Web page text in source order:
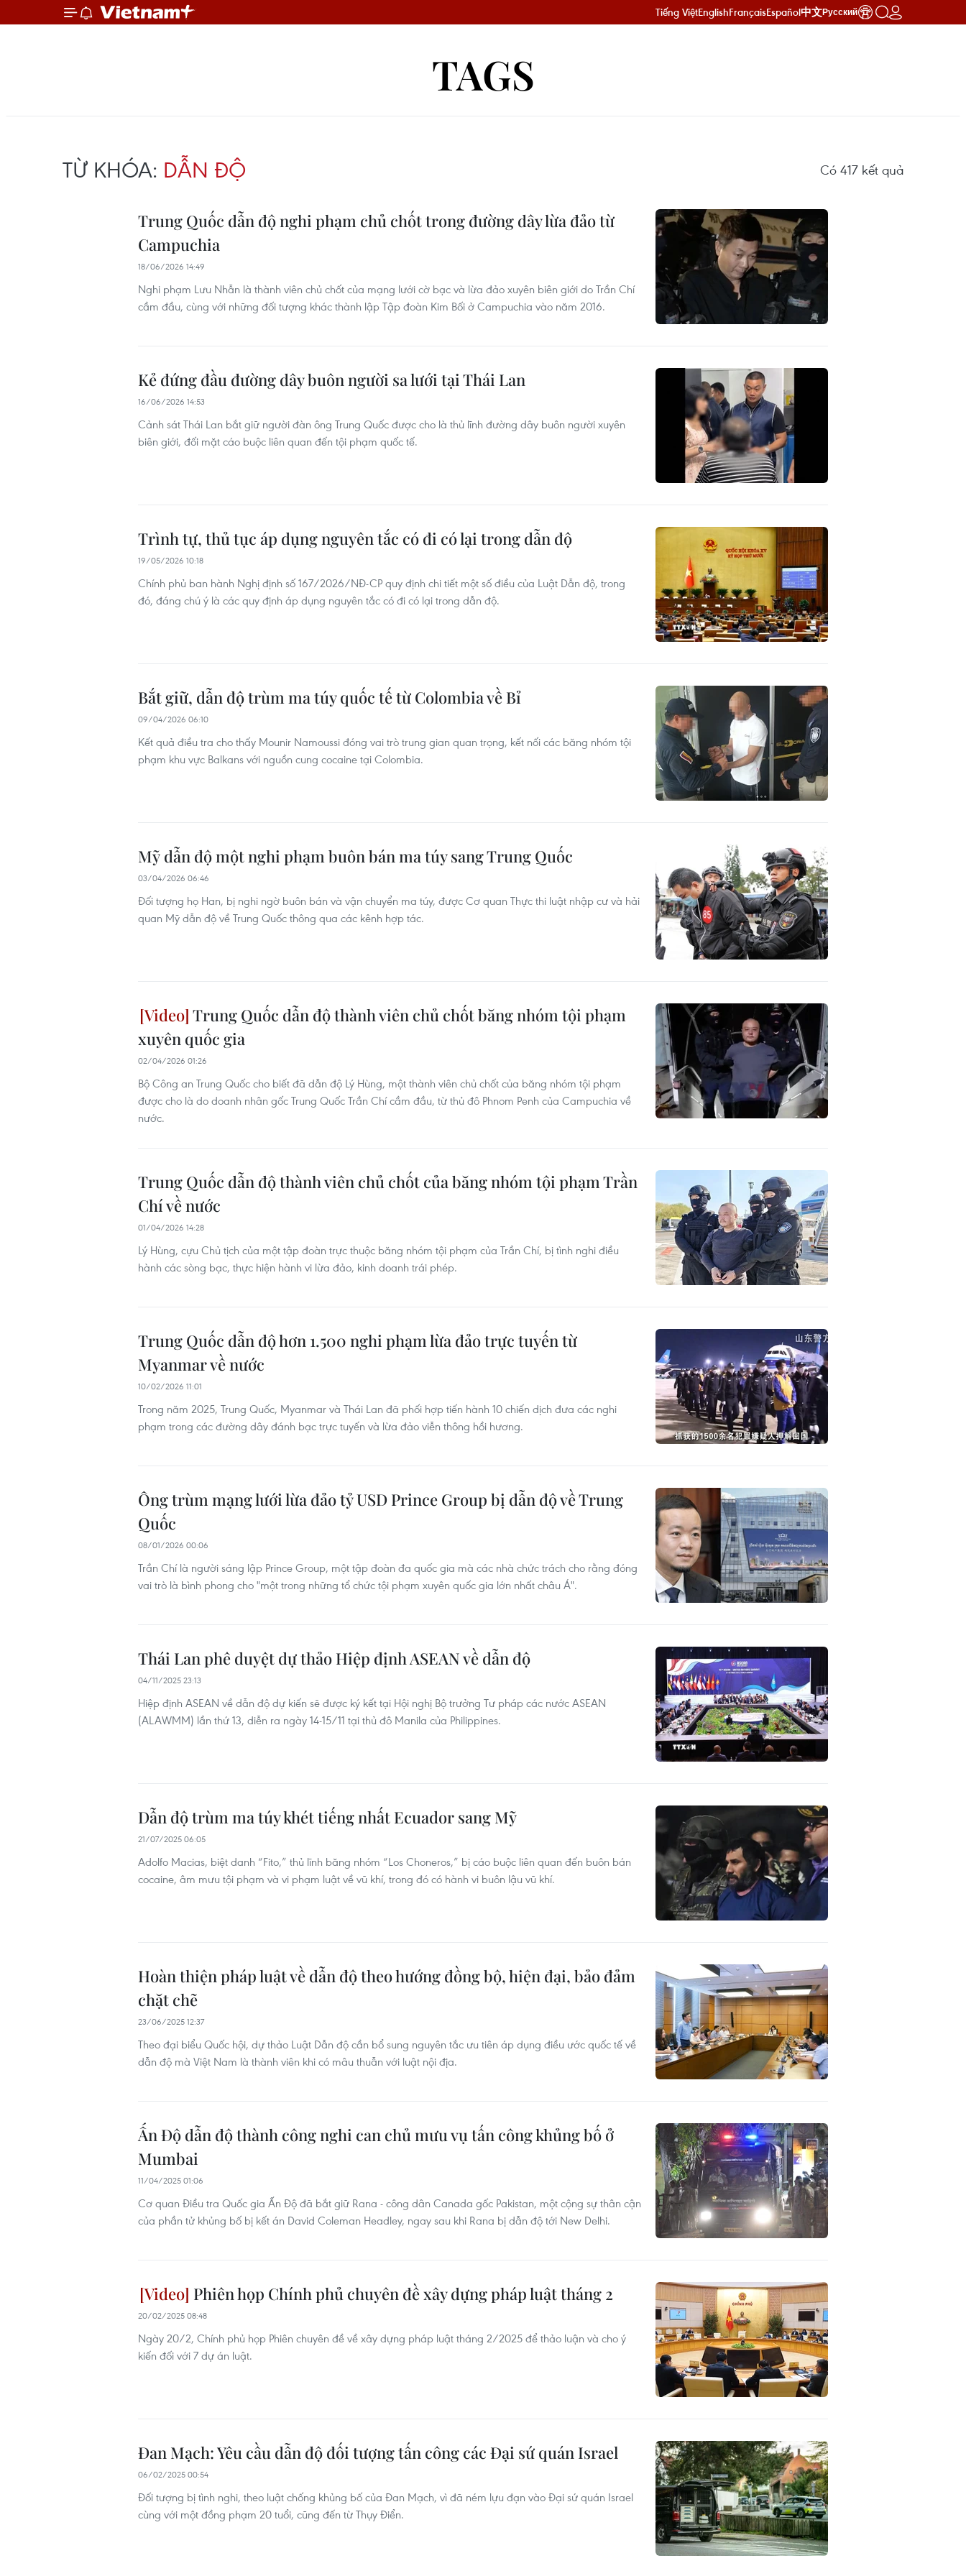
Tiếng ViệtEnglishFrançaisEspañol中文Русский
TAGS
TỪ KHÓA: DẪN ĐỘ Có 417 kết quả
Trung Quốc dẫn độ nghi phạm chủ chốt trong đường dây lừa đảo từ
Campuchia
18/06/2026 14:49
Nghi phạm Lưu Nhẫn là thành viên chủ chốt của mạng lưới cờ bạc và lừa đảo xuyên biên giới do Trần Chí
cầm đầu, cùng với những đối tượng khác thành lập Tập đoàn Kim Bối ở Campuchia vào năm 2016.
Kẻ đứng đầu đường dây buôn người sa lưới tại Thái Lan
16/06/2026 14:53
Cảnh sát Thái Lan bắt giữ người đàn ông Trung Quốc được cho là thủ lĩnh đường dây buôn người xuyên
biên giới, đối mặt cáo buộc liên quan đến tội phạm quốc tế.
Trình tự, thủ tục áp dụng nguyên tắc có đi có lại trong dẫn độ
19/05/2026 10:18
Chính phủ ban hành Nghị định số 167/2026/NĐ-CP quy định chi tiết một số điều của Luật Dẫn độ, trong
đó, đáng chú ý là các quy định áp dụng nguyên tắc có đi có lại trong dẫn độ.
Bắt giữ, dẫn độ trùm ma túy quốc tế từ Colombia về Bỉ
09/04/2026 06:10
Kết quả điều tra cho thấy Mounir Namoussi đóng vai trò trung gian quan trọng, kết nối các băng nhóm tội
phạm khu vực Balkans với nguồn cung cocaine tại Colombia.
Mỹ dẫn độ một nghi phạm buôn bán ma túy sang Trung Quốc
03/04/2026 06:46
Đối tượng họ Han, bị nghi ngờ buôn bán và vận chuyển ma túy, được Cơ quan Thực thi luật nhập cư và hải
quan Mỹ dẫn độ về Trung Quốc thông qua các kênh hợp tác.
Trung Quốc dẫn độ thành viên chủ chốt băng nhóm tội phạm
xuyên quốc gia
02/04/2026 01:26
Bộ Công an Trung Quốc cho biết đã dẫn độ Lý Hùng, một thành viên chủ chốt của băng nhóm tội phạm
được cho là do doanh nhân gốc Trung Quốc Trần Chí cầm đầu, từ thủ đô Phnom Penh của Campuchia về
nước.
Trung Quốc dẫn độ thành viên chủ chốt của băng nhóm tội phạm Trần
Chí về nước
01/04/2026 14:28
Lý Hùng, cựu Chủ tịch của một tập đoàn trực thuộc băng nhóm tội phạm của Trần Chí, bị tình nghi điều
hành các sòng bạc, thực hiện hành vi lừa đảo, kinh doanh trái phép.
Trung Quốc dẫn độ hơn 1.500 nghi phạm lừa đảo trực tuyến từ
Myanmar về nước
10/02/2026 11:01
Trong năm 2025, Trung Quốc, Myanmar và Thái Lan đã phối hợp tiến hành 10 chiến dịch đưa các nghi
phạm trong các đường dây đánh bạc trực tuyến và lừa đảo viễn thông hồi hương.
Ông trùm mạng lưới lừa đảo tỷ USD Prince Group bị dẫn độ về Trung
Quốc
08/01/2026 00:06
Trần Chí là người sáng lập Prince Group, một tập đoàn đa quốc gia mà các nhà chức trách cho rằng đóng
vai trò là bình phong cho "một trong những tổ chức tội phạm xuyên quốc gia lớn nhất châu Á".
Thái Lan phê duyệt dự thảo Hiệp định ASEAN về dẫn độ
04/11/2025 23:13
Hiệp định ASEAN về dẫn độ dự kiến sẽ được ký kết tại Hội nghị Bộ trưởng Tư pháp các nước ASEAN
(ALAWMM) lần thứ 13, diễn ra ngày 14-15/11 tại thủ đô Manila của Philippines.
Dẫn độ trùm ma túy khét tiếng nhất Ecuador sang Mỹ
21/07/2025 06:05
Adolfo Macias, biệt danh “Fito,” thủ lĩnh băng nhóm “Los Choneros,” bị cáo buộc liên quan đến buôn bán
cocaine, âm mưu tội phạm và vi phạm luật về vũ khí, trong đó có hành vi buôn lậu vũ khí.
Hoàn thiện pháp luật về dẫn độ theo hướng đồng bộ, hiện đại, bảo đảm
chặt chẽ
23/06/2025 12:37
Theo đại biểu Quốc hội, dự thảo Luật Dẫn độ cần bổ sung nguyên tắc ưu tiên áp dụng điều ước quốc tế về
dẫn độ mà Việt Nam là thành viên khi có mâu thuẫn với luật nội địa.
Ấn Độ dẫn độ thành công nghi can chủ mưu vụ tấn công khủng bố ở
Mumbai
11/04/2025 01:06
Cơ quan Điều tra Quốc gia Ấn Độ đã bắt giữ Rana - công dân Canada gốc Pakistan, một cộng sự thân cận
của phần tử khủng bố bị kết án David Coleman Headley, ngay sau khi Rana bị dẫn độ tới New Delhi.
Phiên họp Chính phủ chuyên đề xây dựng pháp luật tháng 2
20/02/2025 08:48
Ngày 20/2, Chính phủ họp Phiên chuyên đề về xây dựng pháp luật tháng 2/2025 để thảo luận và cho ý
kiến đối với 7 dự án luật.
Đan Mạch: Yêu cầu dẫn độ đối tượng tấn công các Đại sứ quán Israel
06/02/2025 00:54
Đối tượng bị tình nghi, theo luật chống khủng bố của Đan Mạch, vì đã ném lựu đạn vào Đại sứ quán Israel
cùng với một đồng phạm 20 tuổi, cũng đến từ Thụy Điển.